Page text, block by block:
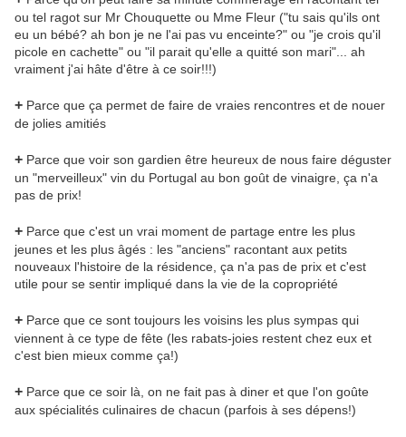
ou tel ragot sur Mr Chouquette ou Mme Fleur ("tu sais qu'ils ont
eu un bébé? ah bon je ne l'ai pas vu enceinte?" ou "je crois qu'il
picole en cachette" ou "il parait qu'elle a quitté son mari"... ah
vraiment j'ai hâte d'être à ce soir!!!)
+ Parce que ça permet de faire de vraies rencontres et de nouer
de jolies amitiés
+ Parce que voir son gardien être heureux de nous faire déguster
un "merveilleux" vin du Portugal au bon goût de vinaigre, ça n'a
pas de prix!
+ Parce que c'est un vrai moment de partage entre les plus
jeunes et les plus âgés : les "anciens" racontant aux petits
nouveaux l'histoire de la résidence, ça n'a pas de prix et c'est
utile pour se sentir impliqué dans la vie de la copropriété
+ Parce que ce sont toujours les voisins les plus sympas qui
viennent à ce type de fête (les rabats-joies restent chez eux et
c'est bien mieux comme ça!)
+ Parce que ce soir là, on ne fait pas à diner et que l'on goûte
aux spécialités culinaires de chacun (parfois à ses dépens!)